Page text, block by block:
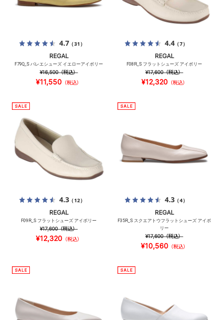
4.7（31）
REGAL
F79Q_S バレエシューズ イエローアイボリー
¥16,500（税込）
¥11,550 （税込）
4.4（7）
REGAL
F08R_S フラットシューズ アイボリー
¥17,600（税込）
¥12,320（税込）
4.3（12）
REGAL
F09R_S フラットシューズ アイボリー
¥17,600（税込）
¥12,320（税込）
4.3（4）
REGAL
F35R_S スクエアトウフラットシューズ アイボ
リー
¥17,600（税込）
¥10,560（税込）